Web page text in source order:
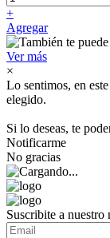
+
Agregar
Ver más
×
Lo sentimos, en
elegido.
Si lo deseas, te
Notificarme
No gracias
Suscribite a nuestro